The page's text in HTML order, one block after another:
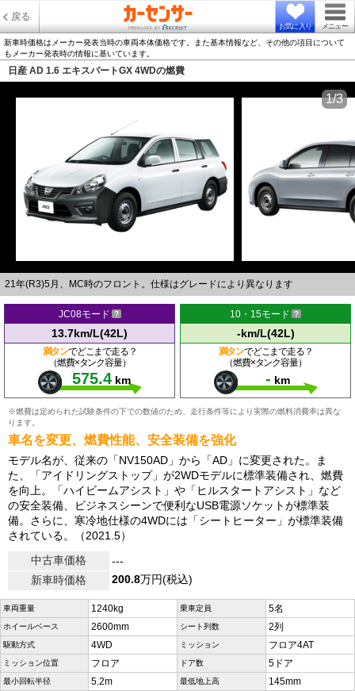
戻る
お気に入り メニュー
新車時価格はメーカー発表当時の車両本体価格です。また基本情報など、その他の項目について
もメーカー発表時の情報に基いています。
日産 AD 1.6 エキスパートGX 4WDの燃費
21年(R3)5月、MC時のフロント。仕様はグレードにより異なります
1/3
JC08モード
13.7km/L(42L)
満タンでどこまで走る？
（燃費×タンク容量）
575.4 km
10・15モード
-km/L(42L)
満タンでどこまで走る？
（燃費×タンク容量）
- km
※燃費は定められた試験条件の下での数値のため、走行条件等により実際の燃料消費率は異な
ります。
車名を変更、燃費性能、安全装備を強化
モデル名が、従来の「NV150AD」から「AD」に変更された。ま
た、「アイドリングストップ」が2WDモデルに標準装備され、燃費
を向上。「ハイビームアシスト」や「ヒルスタートアシスト」など
の安全装備、ビジネスシーンで便利なUSB電源ソケットが標準装
備。さらに、寒冷地仕様の4WDには「シートヒーター」が標準装備
されている。（2021.5）
中古車価格
---
新車時価格
200.8万円(税込)
車両重量 1240kg 乗車定員 5名
ホイールベース 2600mm シート列数 2列
駆動方式 4WD ミッション フロア4AT
ミッション位置 フロア ドア数 5ドア
最小回転半径 5.2m 最低地上高 145mm